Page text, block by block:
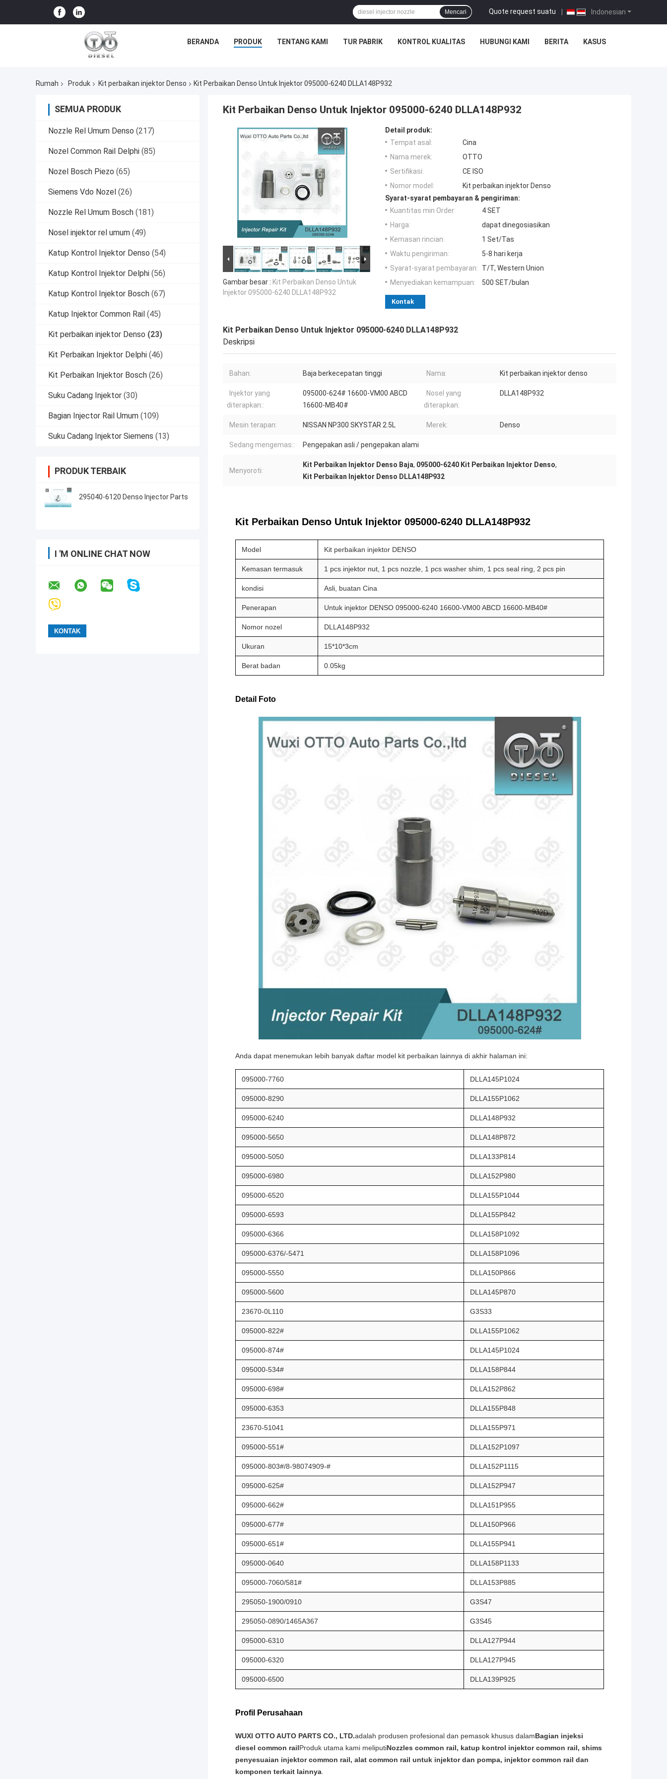
Indonesian
Quote request suatu |
Mencari
BERANDA PRODUK TENTANG KAMI TUR PABRIK KONTROL KUALITAS HUBUNGI KAMI BERITA KASUS
Rumah Produk Kit perbaikan injektor Denso Kit Perbaikan Denso Untuk Injektor 095000-6240 DLLA148P932
SEMUA PRODUK
Nozzle Rel Umum Denso (217)
Nozel Common Rail Delphi (85)
Nozel Bosch Piezo (65)
Siemens Vdo Nozel (26)
Nozzle Rel Umum Bosch (181)
Nosel injektor rel umum (49)
Katup Kontrol Injektor Denso (54)
Katup Kontrol Injektor Delphi (56)
Katup Kontrol Injektor Bosch (67)
Katup Injektor Common Rail (45)
Kit perbaikan injektor Denso (23)
Kit Perbaikan Injektor Delphi (46)
Kit Perbaikan Injektor Bosch (26)
Suku Cadang Injektor (30)
Bagian Injector Rail Umum (109)
Suku Cadang Injektor Siemens (13)
PRODUK TERBAIK
295040-6120 Denso Injector Parts
I 'M ONLINE CHAT NOW
Kit Perbaikan Denso Untuk Injektor 095000-6240 DLLA148P932
Gambar besar : Kit Perbaikan Denso Untuk
Injektor 095000-6240 DLLA148P932
Detail produk:
Tempat asal:
Cina
Nama merek:
OTTO
Sertifikasi:
CE ISO
Nomor model:
Kit perbaikan injektor Denso
Syarat-syarat pembayaran & pengiriman:
Kuantitas min Order:
4 SET
Harga:
dapat dinegosiasikan
Kemasan rincian:
1 Set/Tas
Waktu pengiriman:
5-8 hari kerja
Syarat-syarat pembayaran:
T/T, Western Union
Menyediakan kemampuan:
500 SET/bulan
Kontak
Kit Perbaikan Denso Untuk Injektor 095000-6240 DLLA148P932
Deskripsi
Bahan: Baja berkecepatan tinggi Nama: Kit perbaikan injektor denso
Injektor yang
diterapkan::
095000-624# 16600-VM00 ABCD
16600-MB40#
Nosel yang
diterapkan:
DLLA148P932
Mesin terapan: NISSAN NP300 SKYSTAR 2.5L Merek: Denso
Sedang mengemas:: Pengepakan asli / pengepakan alami
Menyoroti:
Kit Perbaikan Injektor Denso Baja, 095000-6240 Kit Perbaikan Injektor Denso,
Kit Perbaikan Injektor Denso DLLA148P932
Kit Perbaikan Denso Untuk Injektor 095000-6240 DLLA148P932
Model Kit perbaikan injektor DENSO
Kemasan termasuk 1 pcs injektor nut, 1 pcs nozzle, 1 pcs washer shim, 1 pcs seal ring, 2 pcs pin
kondisi Asli, buatan Cina
Penerapan Untuk injektor DENSO 095000-6240 16600-VM00 ABCD 16600-MB40#
Nomor nozel DLLA148P932
Ukuran 15*10*3cm
Berat badan 0.05kg
Detail Foto
Anda dapat menemukan lebih banyak daftar model kit perbaikan lainnya di akhir halaman ini:
095000-7760 DLLA145P1024
095000-8290 DLLA155P1062
095000-6240 DLLA148P932
095000-5650 DLLA148P872
095000-5050 DLLA133P814
095000-6980 DLLA152P980
095000-6520 DLLA155P1044
095000-6593 DLLA155P842
095000-6366 DLLA158P1092
095000-6376/-5471 DLLA158P1096
095000-5550 DLLA150P866
095000-5600 DLLA145P870
23670-0L110 G3S33
095000-822# DLLA155P1062
095000-874# DLLA145P1024
095000-534# DLLA158P844
095000-698# DLLA152P862
095000-6353 DLLA155P848
23670-51041 DLLA155P971
095000-551# DLLA152P1097
095000-803#/8-98074909-# DLLA152P1115
095000-625# DLLA152P947
095000-662# DLLA151P955
095000-677# DLLA150P966
095000-651# DLLA155P941
095000-0640 DLLA158P1133
095000-7060/581# DLLA153P885
295050-1900/0910 G3S47
295050-0890/1465A367 G3S45
095000-6310 DLLA127P944
095000-6320 DLLA127P945
095000-6500 DLLA139P925
Profil Perusahaan
WUXI OTTO AUTO PARTS CO., LTD.adalah produsen profesional dan pemasok khusus dalamBagian injeksi
diesel common railProduk utama kami meliputiNozzles common rail, katup kontrol injektor common rail, shims
penyesuaian injektor common rail, alat common rail untuk injektor dan pompa, injektor common rail dan
komponen terkait lainnya.